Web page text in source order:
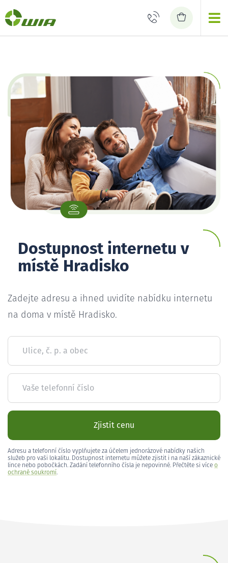
Dostupnost internetu v
místě Hradisko
Zadejte adresu a ihned uvidíte nabídku internetu
na doma v místě Hradisko.
Ulice, č. p. a obec
Vaše telefonní číslo
Zjistit cenu
Adresu a telefonní číslo vyplňujete za účelem jednorázové nabídky našich
služeb pro vaši lokalitu. Dostupnost internetu můžete zjistit i na naší zákaznické
lince nebo pobočkách. Zadání telefonního čísla je nepovinné. Přečtěte si více o
ochraně soukromí.